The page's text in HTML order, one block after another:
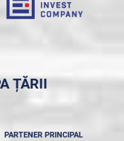
ȚĂRII
PARTENER PRINCIPAL